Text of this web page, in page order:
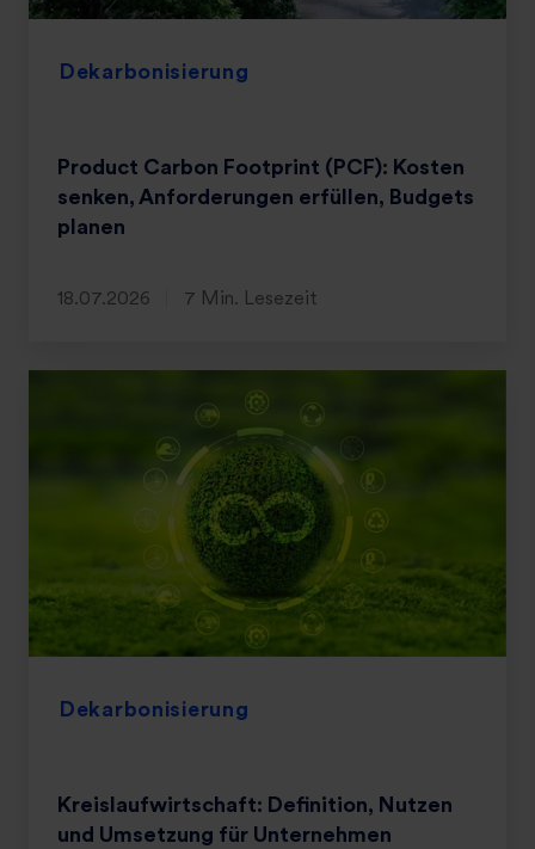
Dekarbonisierung
Product Carbon Footprint (PCF): Kosten
senken, Anforderungen erfüllen, Budgets
planen
18.07.2026 7 Min. Lesezeit
Dekarbonisierung
Kreislaufwirtschaft: Definition, Nutzen
und Umsetzung für Unternehmen